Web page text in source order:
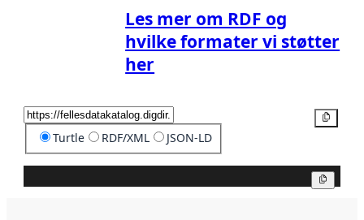
Les mer om RDF og
hvilke formater vi støtter
her
Turtle RDF/XML JSON-LD